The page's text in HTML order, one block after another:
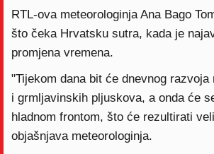
RTL-ova meteorologinja Ana Bago
što čeka Hrvatsku sutra, kada je
promjena vremena.
"Tijekom dana bit će dnevnog razvoja
i grmljavinskih pljuskova, a onda će
hladnom frontom, što će rezultirati
objašnjava meteorologinja.